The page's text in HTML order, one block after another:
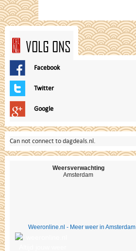
VOLG ONS
Facebook
Twitter
Google
Can not connect to dagdeals.nl.
Weersverwachting
Amsterdam
Weeronline.nl - Meer weer in Amsterdam